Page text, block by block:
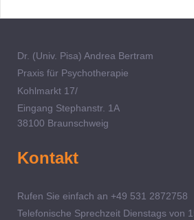
Dr. (Univ. Pisa) Andrea Bertram
Praxis für Psychotherapie
Kohlmarkt 17/
Eingang Stephanstr. 1A
38100 Braunschweig
Kontakt
Rufen Sie einfach an +49 531 2872758
Telefonische Sprechzeit Dienstags von